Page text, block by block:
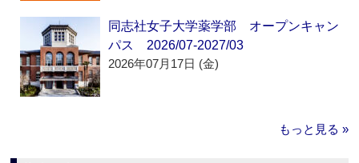
同志社女子大学薬学部 オープンキャン
パス 2026/07-2027/03
2026年07月17日 (金)
もっと見る »